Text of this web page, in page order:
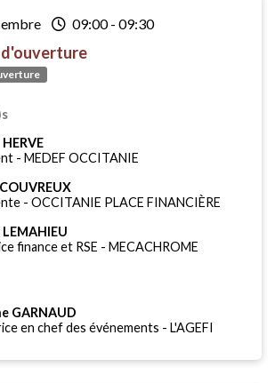
09:00- 09:30
- MEDEF OCCITANIE
- OCCITANIE PLACE FINANCIÈRE
finance et RSE - MECACHROME
GARNAUD
en chef des événements - L'AGEFI